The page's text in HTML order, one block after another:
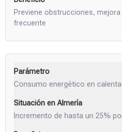
Previene obstrucciones,
frecuente
Consumo energético en
Incremento de hasta un 25%